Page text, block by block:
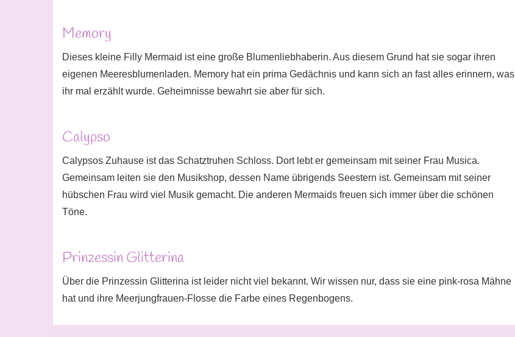
Memory
Dieses kleine Filly Mermaid ist eine große Blumenliebhaberin. Aus diesem Grund hat sie sogar ihren
eigenen Meeresblumenladen. Memory hat ein prima Gedächnis und kann sich an fast alles erinnern, was
ihr mal erzählt wurde. Geheimnisse bewahrt sie aber für sich.
Calypso
Calypsos Zuhause ist das Schatztruhen Schloss. Dort lebt er gemeinsam mit seiner Frau Musica.
Gemeinsam leiten sie den Musikshop, dessen Name übrigends Seestern ist. Gemeinsam mit seiner
hübschen Frau wird viel Musik gemacht. Die anderen Mermaids freuen sich immer über die schönen
Töne.
Prinzessin Glitterina
Über die Prinzessin Glitterina ist leider nicht viel bekannt. Wir wissen nur, dass sie eine pink-rosa Mähne
hat und ihre Meerjungfrauen-Flosse die Farbe eines Regenbogens.